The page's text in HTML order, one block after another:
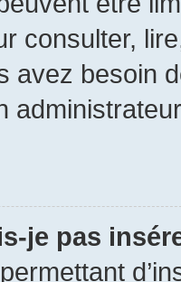
consulter,
avez besoin
je pas